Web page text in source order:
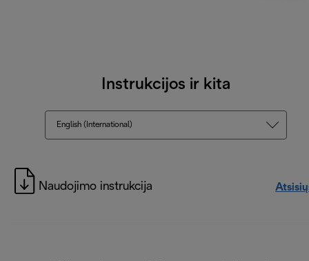
Instrukcijos ir kita
English (International)
Naudojimo instrukcija